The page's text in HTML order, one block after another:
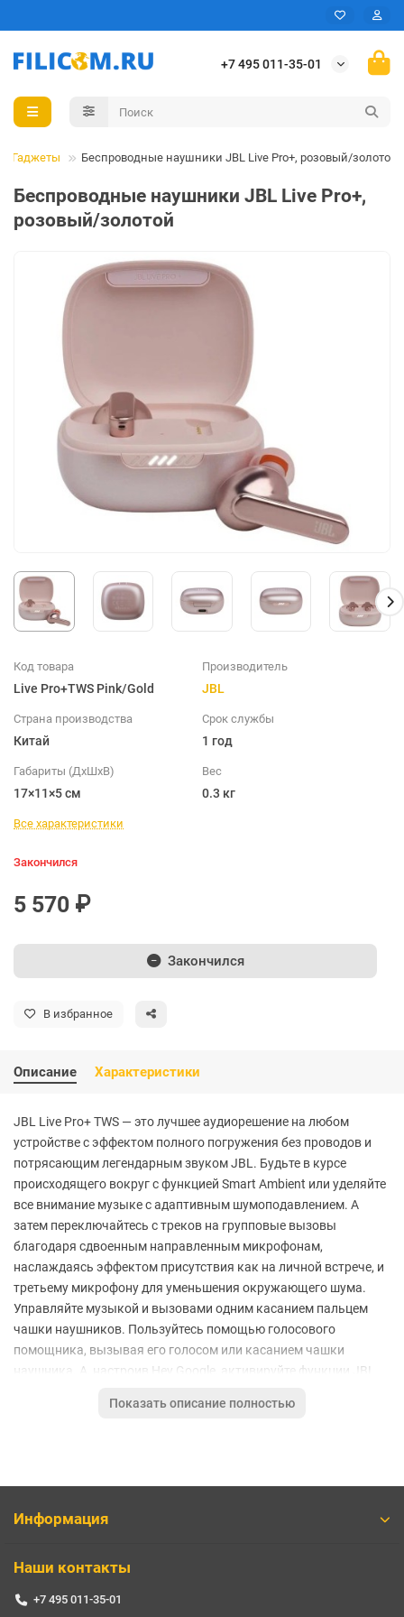
+7 495 011-35-01
Гаджеты Беспроводные наушники JBL Live Pro+, розовый/золотой
Беспроводные наушники JBL Live Pro+,
розовый/золотой
Код товара
Live Pro+TWS Pink/Gold
Производитель
JBL
Страна производства
Китай
Срок службы
1 год
Габариты (ДхШхВ)
17×11×5 см
Вес
0.3 кг
Все характеристики
Закончился
5 570 ₽
Закончился
В избранное
Описание Характеристики
JBL Live Pro+ TWS — это лучшее аудиорешение на любом
устройстве с эффектом полного погружения без проводов и
потрясающим легендарным звуком JBL. Будьте в курсе
происходящего вокруг с функцией Smart Ambient или уделяйте
все внимание музыке с адаптивным шумоподавлением. А
затем переключайтесь с треков на групповые вызовы
благодаря сдвоенным направленным микрофонам,
наслаждаясь эффектом присутствия как на личной встрече, и
третьему микрофону для уменьшения окружающего шума.
Управляйте музыкой и вызовами одним касанием пальцем
чашки наушников. Пользуйтесь помощью голосового
помощника, вызывая его голосом или касанием чашки
наушника. А, настроив Hey Google, активируйте функции JBL
обеспечивая до 28 часов воспроизведения с беспроводной
Основные параметры:
Тип устройства - беспроводные TWS-наушники
Система активного шумоподавления (ANC) - есть
Минимальная воспроизводимая частота - 20 Гц
Показать описание полностью
Информация
Наши контакты
+7 495 011-35-01